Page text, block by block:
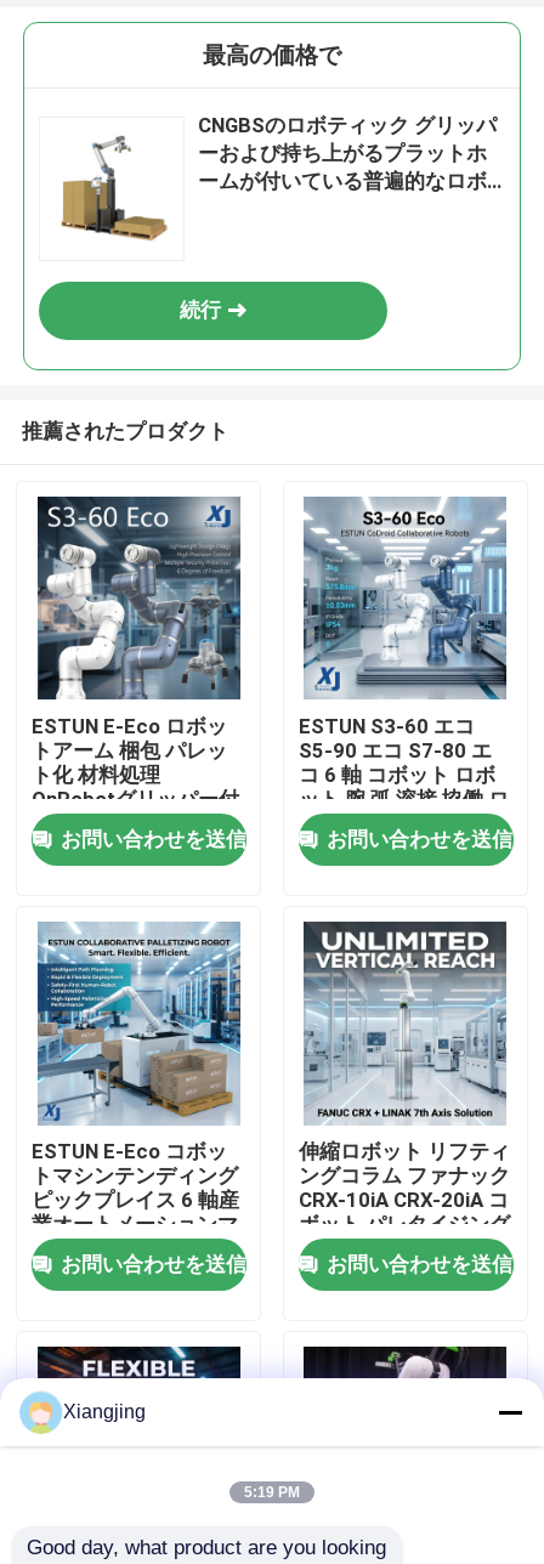
家へ
製品
ビデオ
わたしたち に つい て
工場 ツアー
品質管理
ブログ
工業用ロボットの腕
最高の価格で
CNGBSのロボティック グリッパ
ーおよび持ち上がるプラットホ
ームが付いている普遍的なロボ
続行
推薦されたプロダクト
ESTUN E-Eco ロボッ
トアーム 梱包 パレッ
ト化 材料処理
OnRobotグリッパー付
きコラボレーティブロ
ボットお問い合わせを送信
ESTUN S3-60 エコ
S5-90 エコ S7-80 エ
コ 6 軸 コボット ロボ
ット 腕 弧 溶接 協働 ロ
ボット CNGBS 溶接 位
置付け器
お問い合わせを送信
ESTUN E-Eco コボッ
トマシンテンディング
ピックプレイス 6 軸産
業オートメーションマ
テリアルハンドリング
協働ロボット
お問い合わせを送信
伸縮ロボット リフティ
ングコラム ファナック
CRX-10iA CRX-20iA コ
ボット パレタイジング
ハンドリング 協働ロボ
ットお問い合わせを送信
Xiangjing
5:19 PM
Good day, what product are you looking